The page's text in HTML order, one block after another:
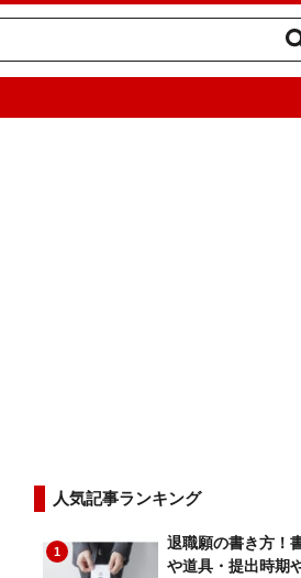
人気記事ランキング
1
退職願の書き方！
や道具・提出時期